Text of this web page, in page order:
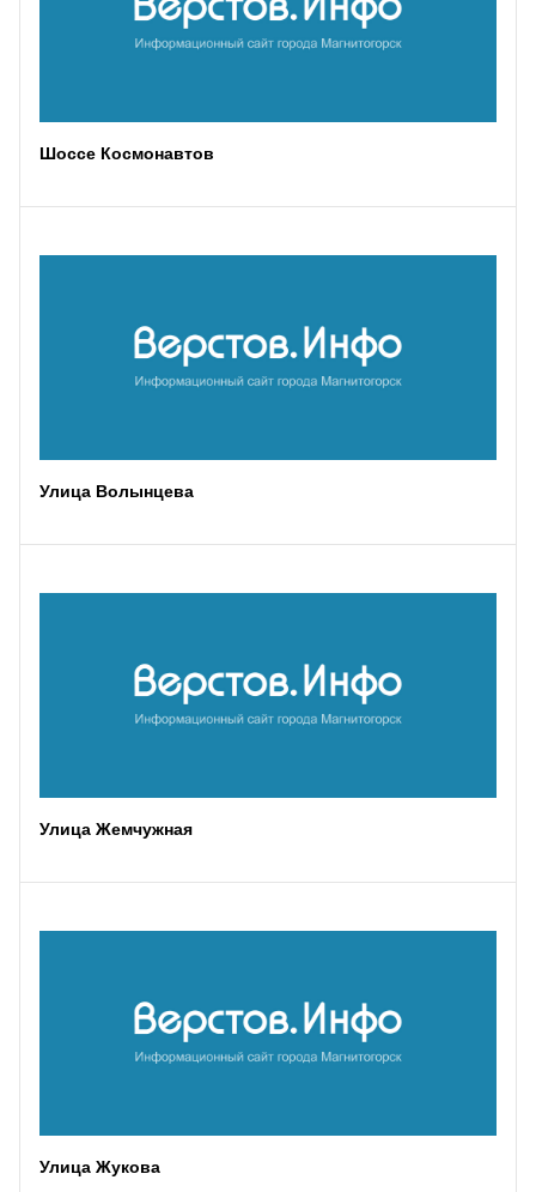
Шоссе Космонавтов
Улица Волынцева
Улица Жемчужная
Улица Жукова